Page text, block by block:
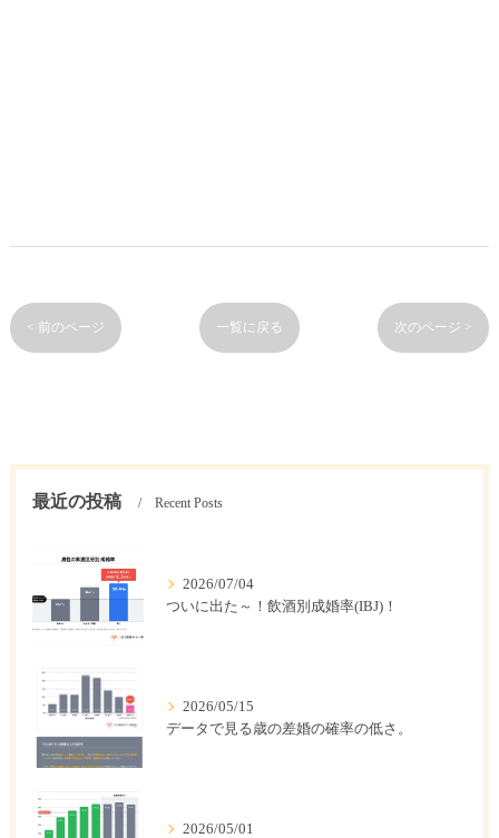
< 前のページ 一覧に戻る 次のページ >
最近の投稿 Recent Posts
2026/07/04
ついに出た～！飲酒別成婚率(IBJ)！
2026/05/15
データで見る歳の差婚の確率の低さ。
2026/05/01